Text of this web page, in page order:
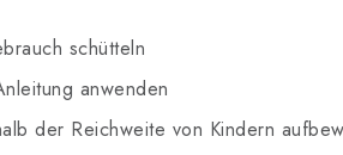
schütteln
anwenden
der Reichweite von Kindern